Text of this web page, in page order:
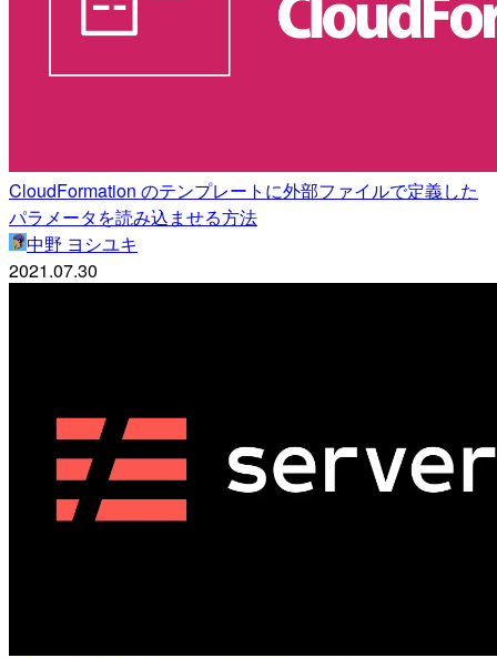
CloudFormation のテンプレートに外部ファイルで定義した
パラメータを読み込ませる方法
中野 ヨシユキ
2021.07.30